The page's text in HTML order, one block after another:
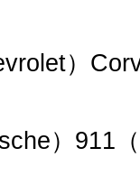
）
）911（